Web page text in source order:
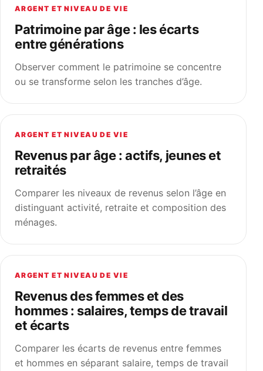
ARGENT ET NIVEAU DE VIE
Patrimoine par âge : les écarts
entre générations
Observer comment le patrimoine se concentre
ou se transforme selon les tranches d’âge.
ARGENT ET NIVEAU DE VIE
Revenus par âge : actifs, jeunes et
retraités
Comparer les niveaux de revenus selon l’âge en
distinguant activité, retraite et composition des
ménages.
ARGENT ET NIVEAU DE VIE
Revenus des femmes et des
hommes : salaires, temps de travail
et écarts
Comparer les écarts de revenus entre femmes
et hommes en séparant salaire, temps de travail